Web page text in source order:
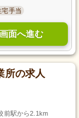
宅手当
面へ進む
所の求人
前駅から2.1km